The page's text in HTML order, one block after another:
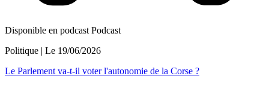
Disponible en podcast Podcast
Politique | Le 19/06/2026
Le Parlement va-t-il voter l'autonomie de la Corse ?